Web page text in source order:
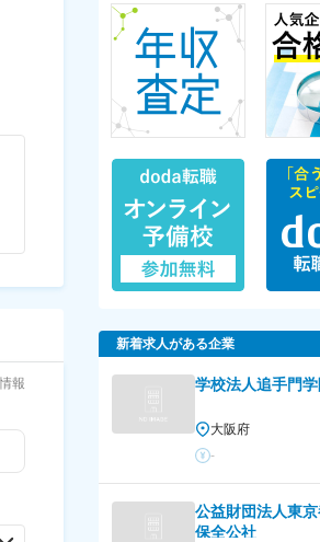
報
新着求人がある企業
学校法人追手門
大阪府
-
公益財団法人東
保全公社